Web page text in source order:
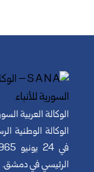
الوكالة العربية
الوكالة الوطنية
الرئيسي في دمشق.